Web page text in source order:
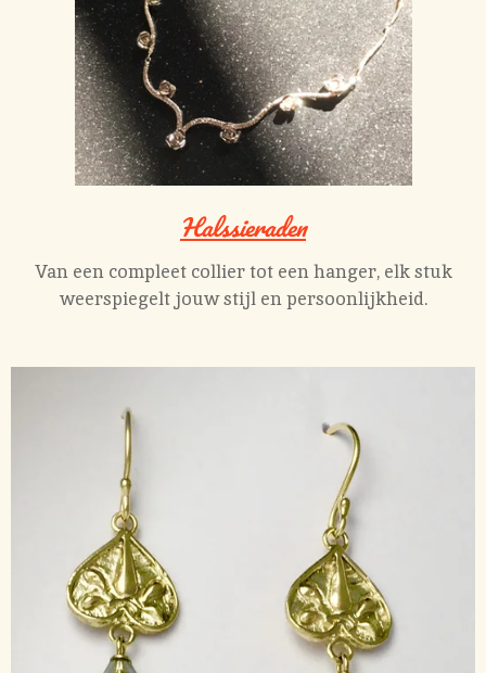
Halssieraden
Van een compleet collier tot een hanger, elk stuk
weerspiegelt jouw stijl en persoonlijkheid.